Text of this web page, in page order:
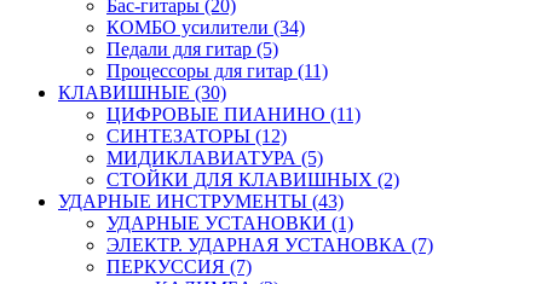
Бас-гитары (20)
КОМБО усилители (34)
Педали для гитар (5)
Процессоры для гитар (11)
КЛАВИШНЫЕ (30)
ЦИФРОВЫЕ ПИАНИНО (11)
СИНТЕЗАТОРЫ (12)
МИДИКЛАВИАТУРА (5)
СТОЙКИ ДЛЯ КЛАВИШНЫХ (2)
УДАРНЫЕ ИНСТРУМЕНТЫ (43)
УДАРНЫЕ УСТАНОВКИ (1)
ЭЛЕКТР. УДАРНАЯ УСТАНОВКА (7)
ПЕРКУССИЯ (7)